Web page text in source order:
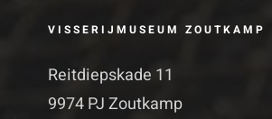
VISSERIJMUSEUM ZOUTKAMP
Reitdiepskade 11
9974 PJ Zoutkamp